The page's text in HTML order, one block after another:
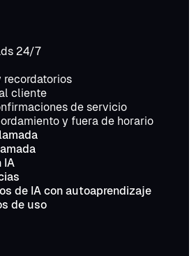
24/7
recordatorios
cliente
de servicio
y fuera de horario
IA
de IA con autoaprendizaje
de uso